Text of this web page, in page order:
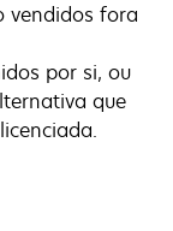
vendidos fora
por si, ou
que